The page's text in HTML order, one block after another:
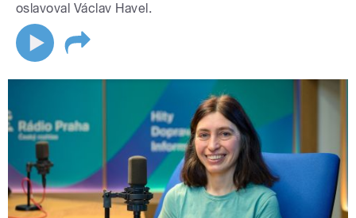
oslavoval Václav Havel.